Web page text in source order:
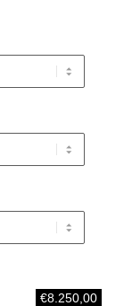
€8.250,00